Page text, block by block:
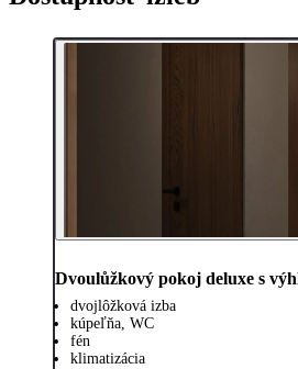
Dvoulůžkový pokoj deluxe s
dvojlôžková izba
kúpeľňa, WC
fén
klimatizácia